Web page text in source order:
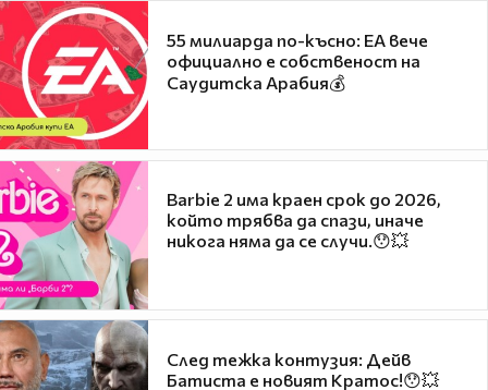
55 милиарда по-късно: EA вече
официално е собственост на
Саудитска Арабия💰
Barbie 2 има краен срок до 2026,
който трябва да спази, иначе
никога няма да се случи.😯💥
След тежка контузия: Дейв
Батиста е новият Кратос!😯💥